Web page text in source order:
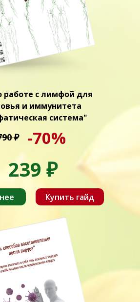
Купить гайд
239 ₽
работе с лимфой для
и иммунитета
система"
₽ -70%